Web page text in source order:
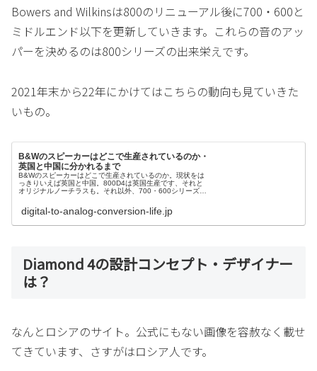
Bowers and Wilkinsは800のリニューアル後に700・600と
ミドルエンド以下を更新していきます。これらの音のアッ
パーを決めるのは800シリーズの出来栄えです。
2021年末から22年にかけてはこちらの動向も見ていきた
いもの。
B&Wのスピーカーはどこで生産されているのか・
英国と中国に分かれるまで
B&Wのスピーカーはどこで生産されているのか。現状をは
っきりいえば英国と中国。800D4は英国生産です、それと
オリジナルノーチラスも。それ以外、700・600シリーズな
はかなり高度です。部品も世界中から集めている。
digital-to-analog-conversion-life.jp
Diamond 4の設計コンセプト・デザイナー
は？
なんとロシアのサイト。公式にもない画像を容赦なく載せ
てきています、さすがはロシア人です。